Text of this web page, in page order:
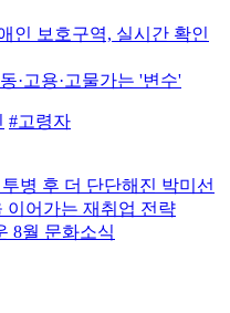
인 보호구역, 실시간 확인
·고용·고물가는 '변수'
#고령자
병 후 더 단단해진 박미선
이어가는 재취업 전략
8월 문화소식